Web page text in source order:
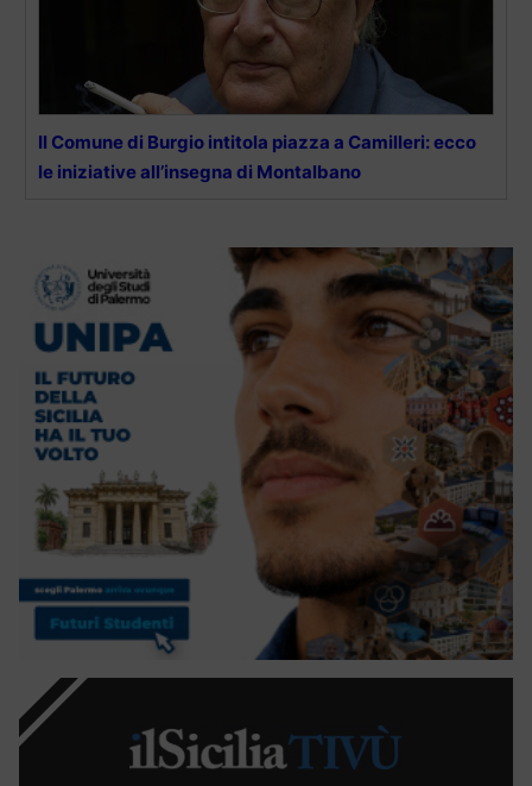
Il Comune di Burgio intitola piazza a Camilleri: ecco
le iniziative all’insegna di Montalbano